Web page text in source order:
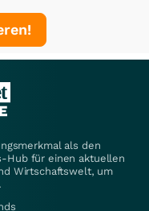
als den
Hub für einen aktuellen
Wirtschaftswelt, um